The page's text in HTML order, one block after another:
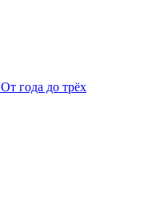
От года до трёх